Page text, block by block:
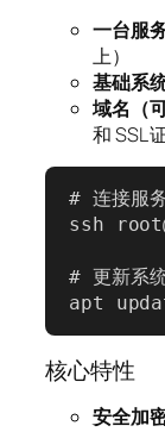
一台服
上）
基础系
域名（
和 SSL
# 连接服
ssh
# 更新系
apt
核心特性
安全加